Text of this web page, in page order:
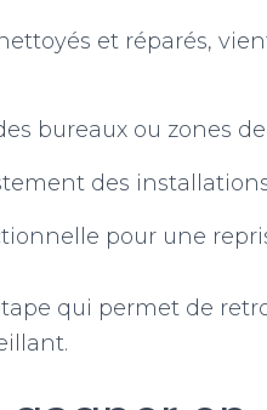
et réparés,
bureaux ou zones de
des
pour une
qui permet de